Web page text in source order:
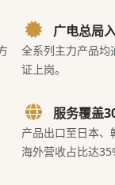
广电总局
全系列主力产品均
证上岗。
服务覆盖
产品出口至日本、
海外营收占比达